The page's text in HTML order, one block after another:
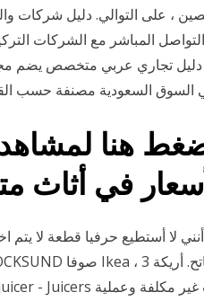
شراء الأثاث من الصين ، على التوالي. دليل
المباشر مع الشركات
دليل تجاري عربي متخصص يضم
هنا
في أثاث
لا أستطيع حرفيا قطعة لا يتم